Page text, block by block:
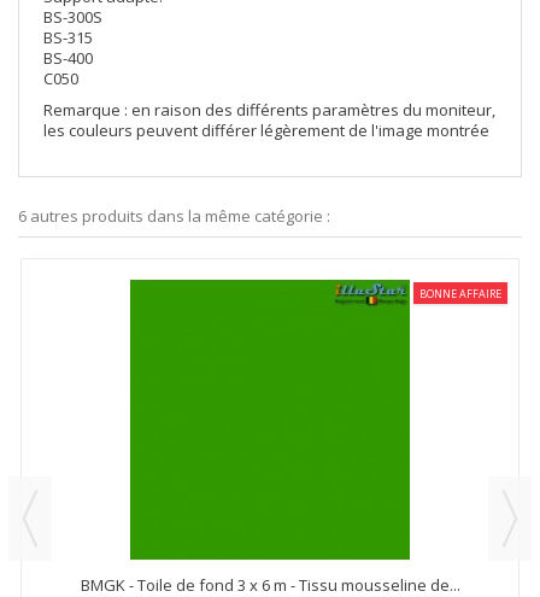
BS-300S
BS-315
BS-400
C050
Remarque : en raison des différents paramètres du moniteur,
les couleurs peuvent différer légèrement de l'image montrée
6 autres produits dans la même catégorie :
BONNE AFFAIRE
BMGK - Toile de fond 3 x 6 m - Tissu mousseline de...